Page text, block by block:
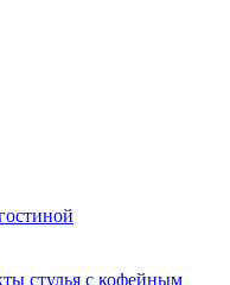
стулья с кофейным